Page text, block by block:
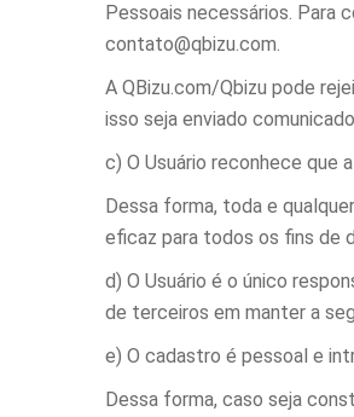
Pessoais necessários. Para
contato@qbizu.com.
A QBizu.com/Qbizu pode
isso seja enviado
c) O Usuário reconhece que
Dessa forma, toda e
eficaz para todos os fins de
d) O Usuário é o único
de terceiros em manter a
e) O cadastro é pessoal e
Dessa forma, caso seja